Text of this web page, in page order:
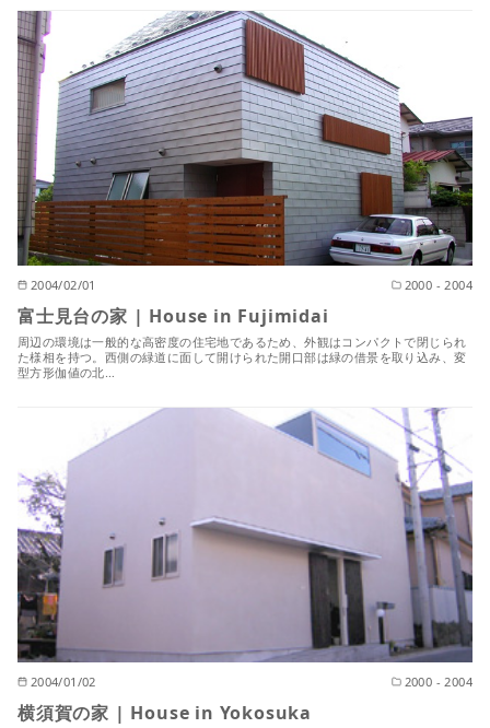
2004/02/01 2000 - 2004
富士見台の家 | House in Fujimidai
周辺の環境は一般的な高密度の住宅地であるため、外観はコンパクトで閉じられ
た様相を持つ。西側の緑道に面して開けられた開口部は緑の借景を取り込み、変
型方形伽値の北…
2004/01/02 2000 - 2004
横須賀の家 | House in Yokosuka